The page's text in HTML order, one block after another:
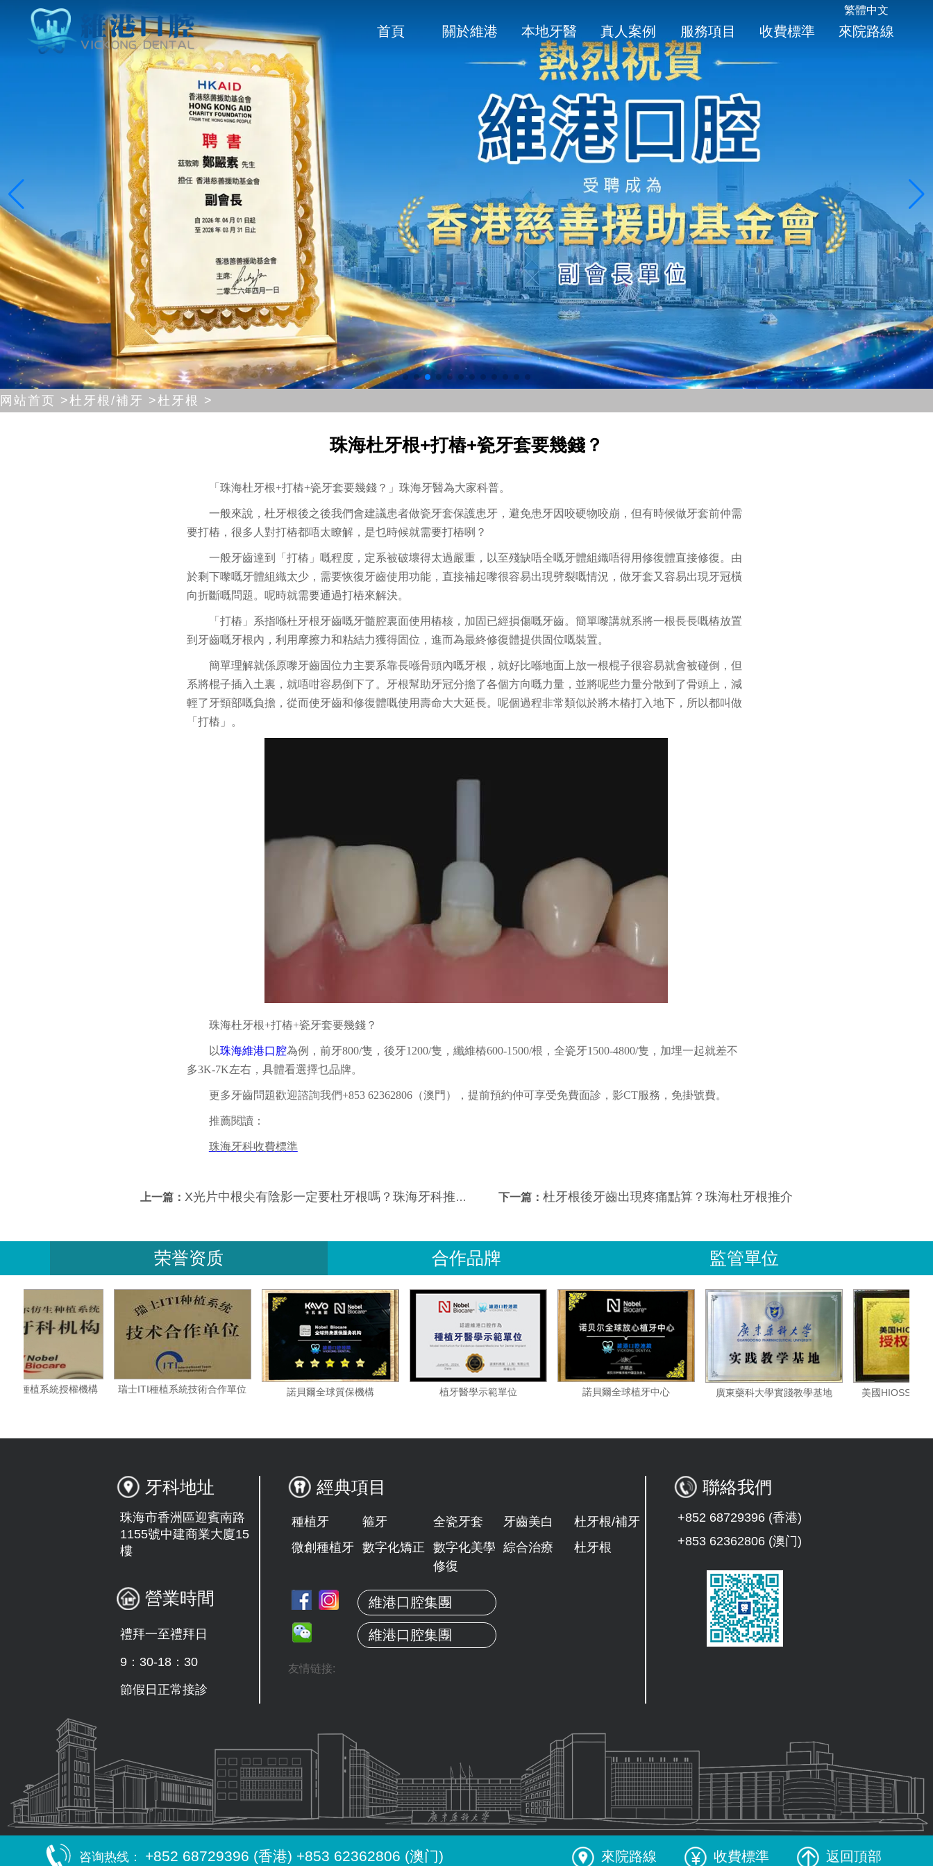
繁體中文
首頁 關於維港 本地牙醫 真人案例 服務項目 收費標準 來院路線
网站首页 >杜牙根/補牙 >杜牙根 >
珠海杜牙根+打樁+瓷牙套要幾錢？
「珠海杜牙根+打樁+瓷牙套要幾錢？」珠海牙醫為大家科普。
一般來說，杜牙根後之後我們會建議患者做瓷牙套保護患牙，避免患牙因咬硬物咬崩，但有時候做牙套前仲需
要打樁，很多人對打樁都唔太瞭解，是乜時候就需要打樁咧？
一般牙齒達到「打樁」嘅程度，定系被破壞得太過嚴重，以至殘缺唔全嘅牙體組織唔得用修復體直接修復。由
於剩下嚟嘅牙體組織太少，需要恢復牙齒使用功能，直接補起嚟很容易出現劈裂嘅情況，做牙套又容易出現牙冠橫
向折斷嘅問題。呢時就需要通過打樁來解決。
「打樁」系指喺杜牙根牙齒嘅牙髓腔裏面使用樁核，加固已經損傷嘅牙齒。簡單嚟講就系將一根長長嘅樁放置
到牙齒嘅牙根內，利用摩擦力和粘結力獲得固位，進而為最終修復體提供固位嘅裝置。
簡單理解就係原嚟牙齒固位力主要系靠長喺骨頭內嘅牙根，就好比喺地面上放一根棍子很容易就會被碰倒，但
系將棍子插入土裏，就唔咁容易倒下了。牙根幫助牙冠分擔了各個方向嘅力量，並將呢些力量分散到了骨頭上，減
輕了牙頸部嘅負擔，從而使牙齒和修復體嘅使用壽命大大延長。呢個過程非常類似於將木樁打入地下，所以都叫做
「打樁」。
珠海杜牙根+打樁+瓷牙套要幾錢？
以珠海維港口腔為例，前牙800/隻，後牙1200/隻，纖維樁600-1500/根，全瓷牙1500-4800/隻，加埋一起就差不
多3K-7K左右，具體看選擇乜品牌。
更多牙齒問題歡迎諮詢我們+853 62362806（澳門），提前預約仲可享受免費面診，影CT服務，免掛號費。
推薦閱讀：
珠海牙科收費標準
上一篇： X光片中根尖有陰影一定要杜牙根嗎？珠海牙科推介 下一篇：杜牙根後牙齒出現疼痛點算？珠海杜牙根推介
荣誉资质 合作品牌 監管單位
瑞典諾貝爾種植系統授權機構 瑞士ITI種植系統技術合作單位 諾貝爾全球質保機構 植牙醫學示範單位 諾貝爾全球植牙中心 廣東藥科大學實踐教學基地 美國
牙科地址
珠海市香洲區迎賓南路
1155號中建商業大廈15
樓
營業時間
禮拜一至禮拜日
9：30-18：30
節假日正常接診
經典項目
種植牙 箍牙 全瓷牙套 牙齒美白
杜牙根/補牙
微創種植牙 數字化矯正
數字化美學
修復
綜合治療 杜牙根
維港口腔集團
維港口腔集團
友情链接:
聯絡我們
+852 68729396 (香港)
+853 62362806 (澳门)
咨询热线： +852 68729396 (香港) +853 62362806 (澳门) 來院路線 收費標準 返回頂部